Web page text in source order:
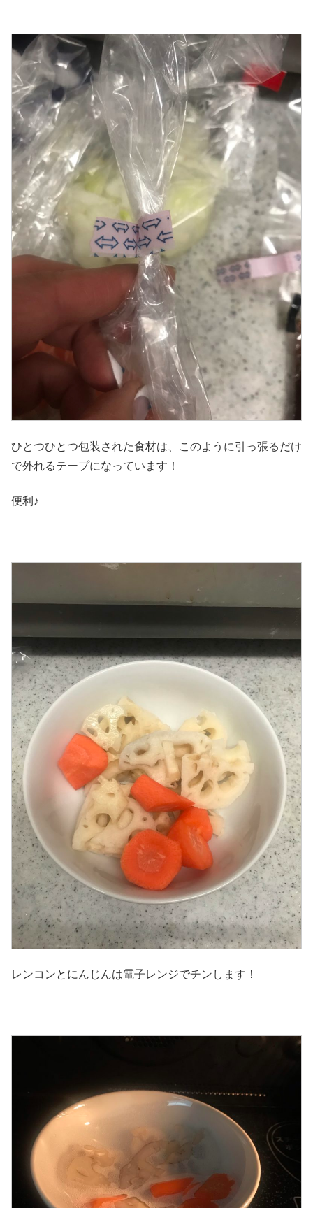
ひとつひとつ包装された食材は、このように引っ張るだけ
で外れるテープになっています！
便利♪
レンコンとにんじんは電子レンジでチンします！